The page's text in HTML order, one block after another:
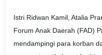
Istri Ridwan Kamil, Atalia
Forum Anak Daerah (FAD)
mendampingi para korban